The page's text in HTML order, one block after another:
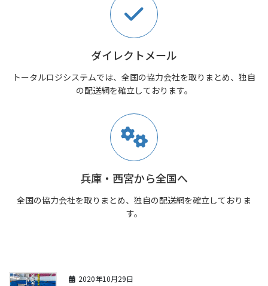
ダイレクトメール
トータルロジシステムでは、全国の協力会社を取りまとめ、独自
の配送網を確立しております。
兵庫・西宮から全国へ
全国の協力会社を取りまとめ、独自の配送網を確立しておりま
す。
2020年10月29日